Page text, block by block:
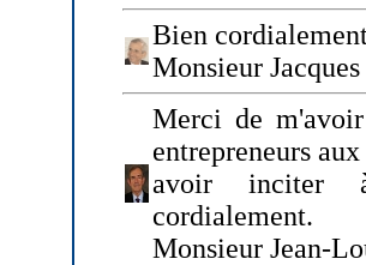
Bien
Monsieur
Merci de
entrepreneurs
avoir inciter
cordialement.
Monsieur Jean-